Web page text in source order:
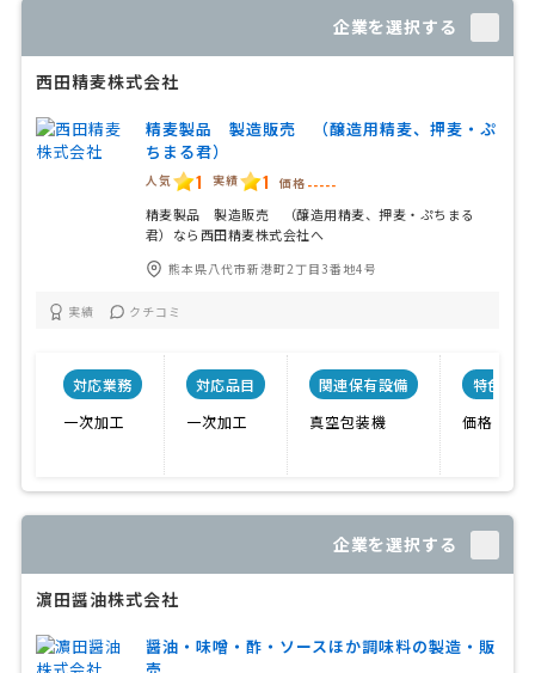
企業を選択する
西田精麦株式会社
精麦製品 製造販売 （醸造用精麦、押麦・ぷ
ちまる君）
人気 1 実績 1 価格 -----
精麦製品 製造販売 （醸造用精麦、押麦・ぷちまる
君）なら西田精麦株式会社へ
熊本県八代市新港町2丁目3番地4号
実績 クチコミ
対応業務
一次加工
対応品目
一次加工
関連保有設備
真空包装機
特色
価格
企業を選択する
濵田醤油株式会社
醤油・味噌・酢・ソースほか調味料の製造・販